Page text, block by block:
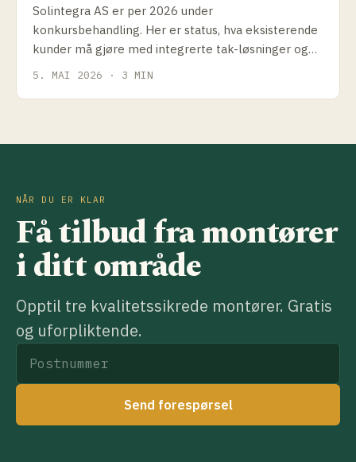
Solintegra AS er per 2026 under
konkursbehandling. Her er status, hva eksisterende
kunder må gjøre med integrerte tak-løsninger og
hvilke alternativer som finnes.
5. MAI 2026 · 3 MIN
NÅR DU ER KLAR
Få tilbud fra montører
i ditt område
Opptil tre kvalitetssikrede montører. Gratis
og uforpliktende.
Send forespørsel